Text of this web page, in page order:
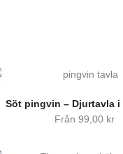
Söt pingvin – Djurtavla i
Från 99,00 kr